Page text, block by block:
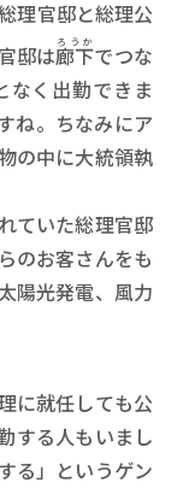
理官邸と総理公
邸は廊下
ろうか でつな
なく出勤できま
ね。ちなみにア
の中に大統領執
ていた総理官邸
のお客さんをも
陽光発電、風力
に就任しても公
する人もいまし
る」というゲン